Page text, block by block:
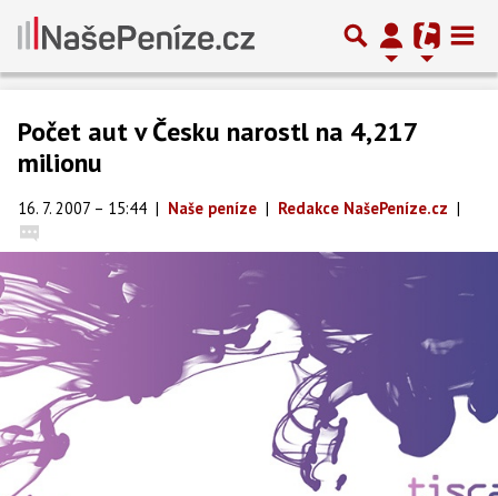
Počet aut v Česku narostl na 4,217
milionu
16. 7. 2007 – 15:44 | Naše peníze | Redakce NašePeníze.cz |